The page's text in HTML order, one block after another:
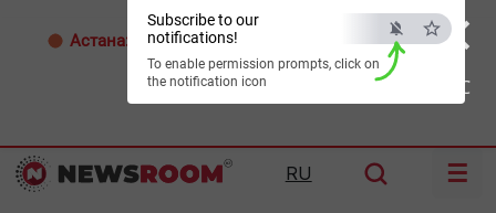
×
ESC
Subscribe to our
notifications!
To enable permission prompts, click on
the notification icon
Астана: 32°C Алматы: Шымкент:36°C
RU ☰